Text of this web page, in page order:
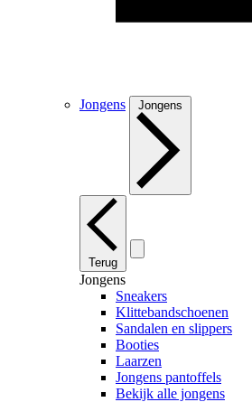
Jongens Jongens
Terug
Jongens
Sneakers
Klittebandschoenen
Sandalen en slippers
Booties
Laarzen
Jongens pantoffels
Bekijk alle jongens